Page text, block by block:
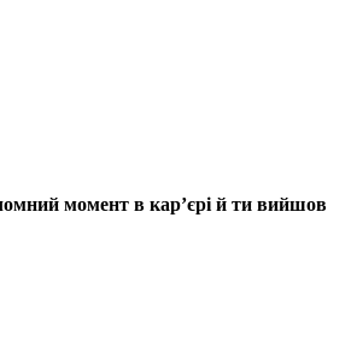
момент в кар’єрі й ти вийшов